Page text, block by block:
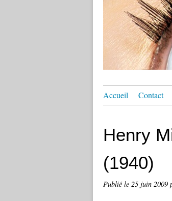
Accueil Contact
Henry
(1940)
Publié le 25 juin 2009